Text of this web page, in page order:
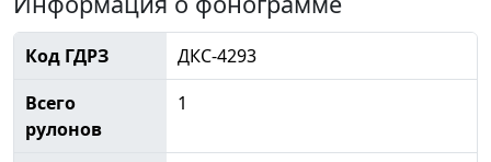
Код ГДРЗ
ДКС-4293
Всего
рулонов
1